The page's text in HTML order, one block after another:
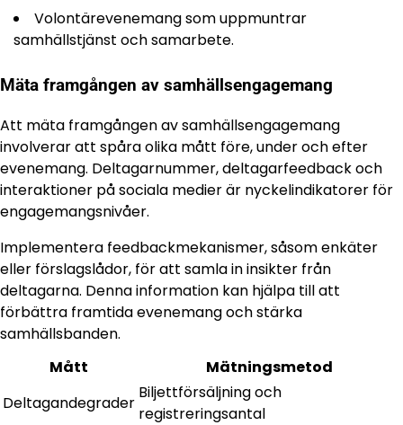
Volontärevenemang som uppmuntrar
samhällstjänst och samarbete.
Mäta framgången av samhällsengagemang
Att mäta framgången av samhällsengagemang
involverar att spåra olika mått före, under och efter
evenemang. Deltagarnummer, deltagarfeedback och
interaktioner på sociala medier är nyckelindikatorer för
engagemangsnivåer.
Implementera feedbackmekanismer, såsom enkäter
eller förslagslådor, för att samla in insikter från
deltagarna. Denna information kan hjälpa till att
förbättra framtida evenemang och stärka
samhällsbanden.
Mått
Mätningsmetod
Deltagandegrader
Biljettförsäljning och
registreringsantal